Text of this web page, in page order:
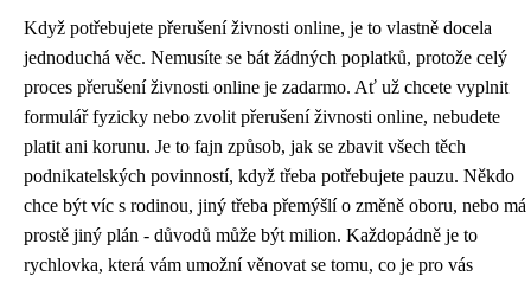
Když potřebujete přerušení živnosti online, je to vlastně docela
jednoduchá věc. Nemusíte se bát žádných poplatků, protože celý
proces přerušení živnosti online je zadarmo. Ať už chcete vyplnit
formulář fyzicky nebo zvolit přerušení živnosti online, nebudete
platit ani korunu. Je to fajn způsob, jak se zbavit všech těch
podnikatelských povinností, když třeba potřebujete pauzu. Někdo
chce být víc s rodinou, jiný třeba přemýšlí o změně oboru, nebo má
prostě jiný plán - důvodů může být milion. Každopádně je to
rychlovka, která vám umožní věnovat se tomu, co je pro vás